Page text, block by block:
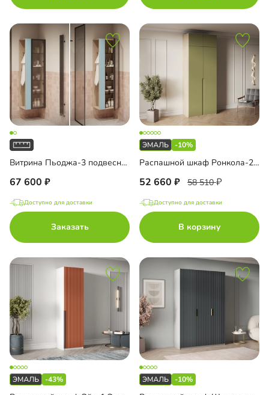
Витрина Пьоджа-3 подвесная
67 600
Доступно для доставки
Заказать
-10%
Распашной шкаф Ронкола-2 Эмаль с антресолью
52 660 58 510
Доступно для доставки
В корзину
-43% -10%